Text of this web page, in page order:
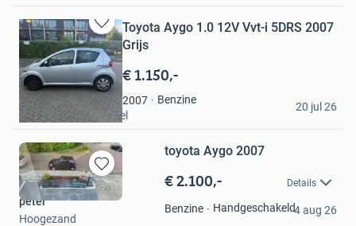
Bewaren
in
Mijn
Favorieten
Toyota Aygo 1.0 12V Vvt-i 5DRS 2007
Grijs
€ 1.150,-
2007 Benzine
Madani Acharrab
Capelle aan den IJssel
20 jul 26
Bewaren
in
toyota Aygo 2007
€ 2.100,- Details
Benzine Handgeschakeld
peter
Hoogezand
4 aug 26